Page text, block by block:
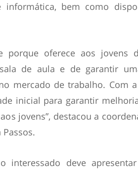
bem como
porque oferece aos jovens
de aula e de garantir
mercado de trabalho. Com
inicial para garantir
jovens”, destacou a
interessado deve